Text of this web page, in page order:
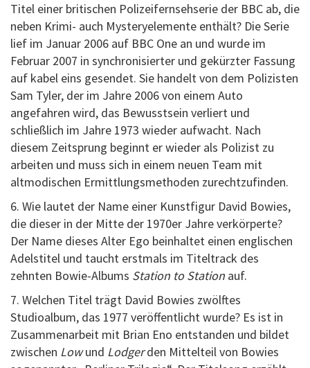
Titel einer britischen Polizeifernsehserie der BBC ab, die
neben Krimi- auch Mysteryelemente enthält? Die Serie
lief im Januar 2006 auf BBC One an und wurde im
Februar 2007 in synchronisierter und gekürzter Fassung
auf kabel eins gesendet. Sie handelt von dem Polizisten
Sam Tyler, der im Jahre 2006 von einem Auto
angefahren wird, das Bewusstsein verliert und
schließlich im Jahre 1973 wieder aufwacht. Nach
diesem Zeitsprung beginnt er wieder als Polizist zu
arbeiten und muss sich in einem neuen Team mit
altmodischen Ermittlungsmethoden zurechtzufinden.
6. Wie lautet der Name einer Kunstfigur David Bowies,
die dieser in der Mitte der 1970er Jahre verkörperte?
Der Name dieses Alter Ego beinhaltet einen englischen
Adelstitel und taucht erstmals im Titeltrack des
zehnten Bowie-Albums Station to Station auf.
7. Welchen Titel trägt David Bowies zwölftes
Studioalbum, das 1977 veröffentlicht wurde? Es ist in
Zusammenarbeit mit Brian Eno entstanden und bildet
zwischen Lowund Lodgerden Mittelteil von Bowies